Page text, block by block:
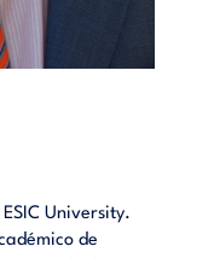
University.
de